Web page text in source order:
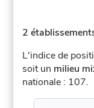
2
L'indice de
soit un milieu
nationale : 107.